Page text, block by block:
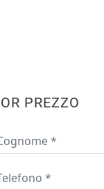
PREZZO